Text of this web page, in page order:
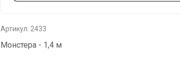
Артикул: 2433
Монстера - 1,4 м